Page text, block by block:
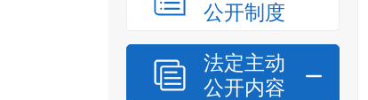
公开制度
法定主动
公开内容